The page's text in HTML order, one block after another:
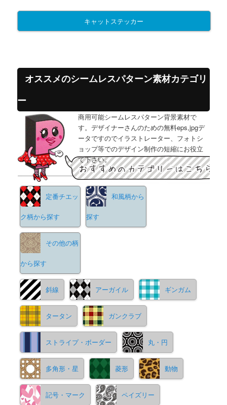
キャットステッカー
オススメのシームレスパターン素材カテゴリ
ー
商用可能シームレスパターン背景素材で
す。デザイナーさんのための無料eps,jpgデ
ータですのでイラストレーター、フォトシ
ョップ等でのデザイン制作の短縮にお役立
て下さい。
定番チエッ
ク柄から探す
和風柄から
探す
その他の柄
から探す
斜線 アーガイル ギンガム
タータン ガンクラブ
ストライプ・ボーダー 丸・円
多角形・星 菱形 動物
記号・マーク ペイズリー